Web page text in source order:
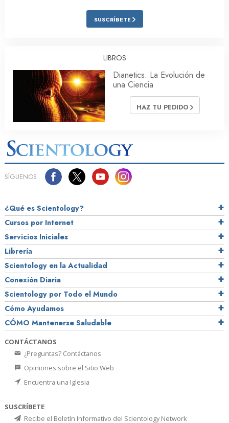
SUSCRÍBETE
LIBROS
Dianetics: La Evolución de
una Ciencia
HAZ TU PEDIDO
SÍGUENOS
¿Qué es Scientology?
Cursos por Internet
Servicios Iniciales
Librería
Scientology en la Actualidad
Conexión Diaria
Scientology por Todo el Mundo
Cómo Ayudamos
CÓMO Mantenerse Saludable
CONTÁCTANOS
¿Preguntas? Contáctanos
Opiniones sobre el Sitio Web
Encuentra una Iglesia
SUSCRÍBETE
Recibe el Boletín Informativo del Scientology Network